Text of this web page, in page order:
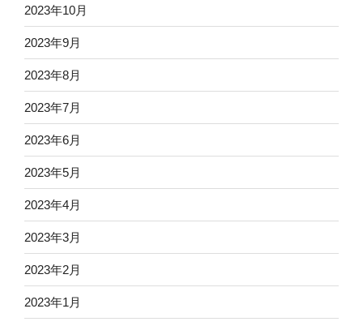
2023年10月
2023年9月
2023年8月
2023年7月
2023年6月
2023年5月
2023年4月
2023年3月
2023年2月
2023年1月